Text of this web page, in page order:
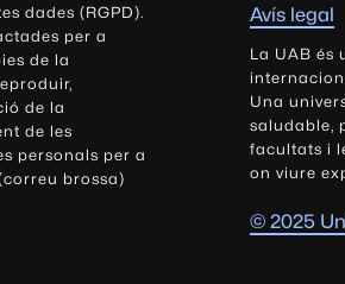
dades (RGPD).
per a
de la
de la
de les
personals per a
brossa)
s
i
t
a
t
A
u
t
ò
Avís legal
La UAB és
Una
saludable,
facultats i
on viure
© 2025